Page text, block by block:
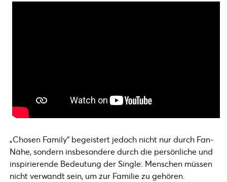
„Chosen Family“ begeistert jedoch nicht nur durch Fan-
Nähe, sondern insbesondere durch die persönliche und
inspirierende Bedeutung der Single: Menschen müssen
nicht verwandt sein, um zur Familie zu gehören.